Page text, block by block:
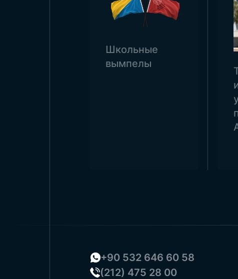
ВсеГосударственные флаги
и
Школьные
вымпелы
+90 532 646 60 58
(212) 475 28 00